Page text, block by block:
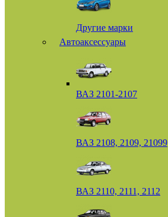
Другие марки
Автоаксессуары
ВАЗ 2101-2107
ВАЗ 2108, 2109, 21099
ВАЗ 2110, 2111, 2112